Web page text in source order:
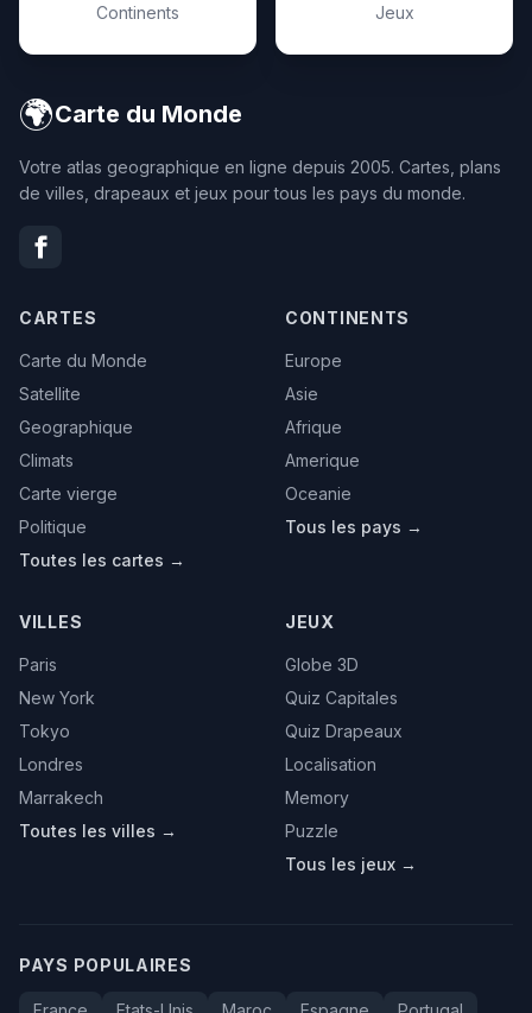
Continents Jeux
🌍Carte du Monde
Votre atlas geographique en ligne depuis 2005. Cartes, plans
de villes, drapeaux et jeux pour tous les pays du monde.
CARTES
Carte du Monde
Satellite
Geographique
Climats
Carte vierge
Politique
Toutes les cartes →
CONTINENTS
Europe
Asie
Afrique
Amerique
Oceanie
Tous les pays →
VILLES
Paris
New York
Tokyo
Londres
Marrakech
Toutes les villes →
JEUX
Globe 3D
Quiz Capitales
Quiz Drapeaux
Localisation
Memory
Puzzle
Tous les jeux →
PAYS POPULAIRES